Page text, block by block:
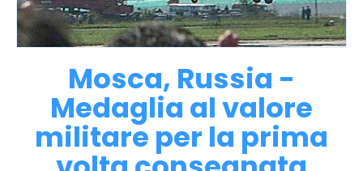
Mosca, Russia -
Medaglia al valore
militare per la prima